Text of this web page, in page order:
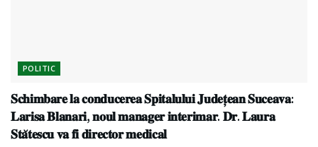
POLITIC
𝐒𝐜𝐡𝐢𝐦𝐛𝐚𝐫𝐞 𝐥𝐚 𝐜𝐨𝐧𝐝𝐮𝐜𝐞𝐫𝐞𝐚 𝐒𝐩𝐢𝐭𝐚𝐥𝐮𝐥𝐮𝐢 𝐉𝐮𝐝𝐞𝐭̦𝐞𝐚𝐧 𝐒𝐮𝐜𝐞𝐚𝐯𝐚:
𝐋𝐚𝐫𝐢𝐬𝐚 𝐁𝐥𝐚𝐧𝐚𝐫𝐢, 𝐧𝐨𝐮𝐥 𝐦𝐚𝐧𝐚𝐠𝐞𝐫 𝐢𝐧𝐭𝐞𝐫𝐢𝐦𝐚𝐫. 𝐃𝐫. 𝐋𝐚𝐮𝐫𝐚
𝐒𝐭𝐚̆𝐭𝐞𝐬𝐜𝐮 𝐯𝐚 𝐟𝐢 𝐝𝐢𝐫𝐞𝐜𝐭𝐨𝐫 𝐦𝐞𝐝𝐢𝐜𝐚𝐥